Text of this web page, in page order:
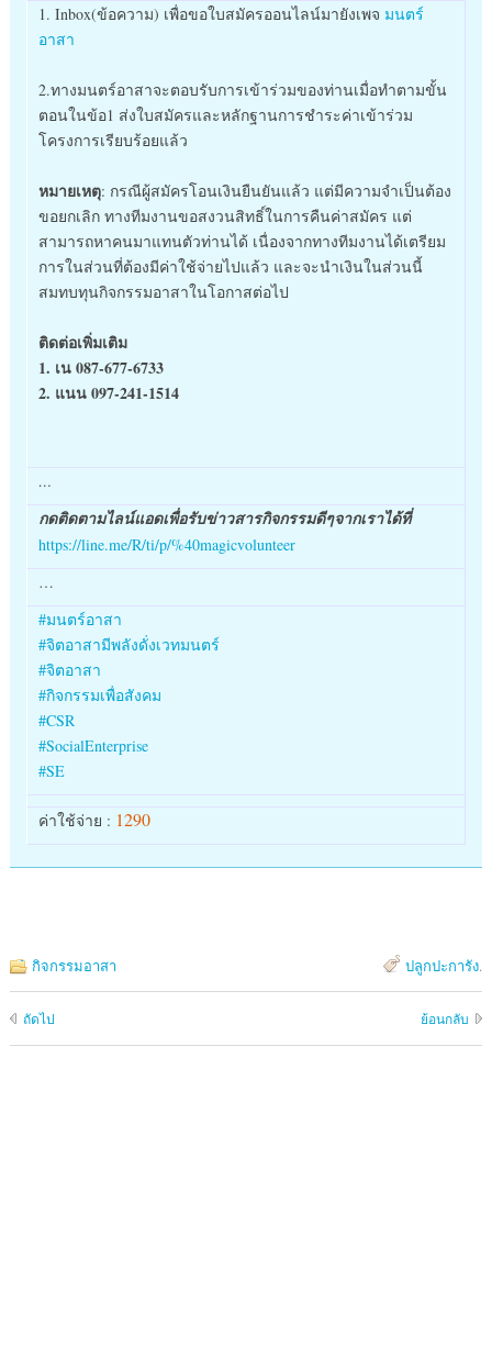
1. Inbox(ข้อความ) เพื่อขอใบสมัครออนไลน์มายังเพจ มนตร์
อาสา
2.ทางมนตร์อาสาจะตอบรับการเข้าร่วมของท่านเมื่อทำตามขั้น
ตอนในข้อ1 ส่งใบสมัครและหลักฐานการชำระค่าเข้าร่วม
โครงการเรียบร้อยแล้ว
หมายเหตุ: กรณีผู้สมัครโอนเงินยืนยันแล้ว แต่มีความจำเป็นต้อง
ขอยกเลิก ทางทีมงานขอสงวนสิทธิ์ในการคืนค่าสมัคร แต่
สามารถหาคนมาแทนตัวท่านได้ เนื่องจากทางทีมงานได้เตรียม
การในส่วนที่ต้องมีค่าใช้จ่ายไปแล้ว และจะนำเงินในส่วนนี้
สมทบทุนกิจกรรมอาสาในโอกาสต่อไป
ติดต่อเพิ่มเติม
1. เน 087-677-6733
2. แนน 097-241-1514
…
กดติดตามไลน์แอดเพื่อรับข่าวสารกิจกรรมดีๆจากเราได้ที่
https://line.me/R/ti/p/%40magicvolunteer
…
#มนตร์อาสา
#จิตอาสามีพลังดั่งเวทมนตร์
#จิตอาสา
#กิจกรรมเพื่อสังคม
#CSR
#SocialEnterprise
#SE
ค่าใช้จ่าย : 1290
กิจกรรมอาสา ปลูกปะการัง.
ถัดไป ย้อนกลับ